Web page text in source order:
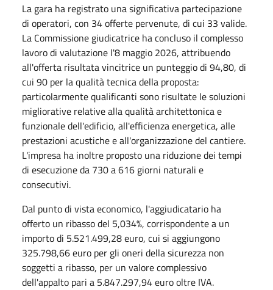
La gara ha registrato una significativa partecipazione
di operatori, con 34 offerte pervenute, di cui 33 valide.
La Commissione giudicatrice ha concluso il complesso
lavoro di valutazione l'8 maggio 2026, attribuendo
all'offerta risultata vincitrice un punteggio di 94,80, di
cui 90 per la qualità tecnica della proposta:
particolarmente qualificanti sono risultate le soluzioni
migliorative relative alla qualità architettonica e
funzionale dell'edificio, all'efficienza energetica, alle
prestazioni acustiche e all'organizzazione del cantiere.
L'impresa ha inoltre proposto una riduzione dei tempi
di esecuzione da 730 a 616 giorni naturali e
consecutivi.
Dal punto di vista economico, l'aggiudicatario ha
offerto un ribasso del 5,034%, corrispondente a un
importo di 5.521.499,28 euro, cui si aggiungono
325.798,66 euro per gli oneri della sicurezza non
soggetti a ribasso, per un valore complessivo
dell'appalto pari a 5.847.297,94 euro oltre IVA.